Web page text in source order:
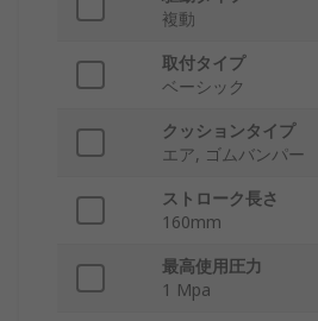
複動
取付タイプ
ベーシック
クッションタイプ
エア, ゴムバンパー
ストローク長さ
160mm
最高使用圧力
1 Mpa